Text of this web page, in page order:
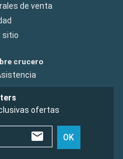
de venta
sitio
crucero
ofertas
OK